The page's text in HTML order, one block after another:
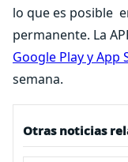
lo que es posible
permanente. La
Google Play y App
semana.
Otras noticias